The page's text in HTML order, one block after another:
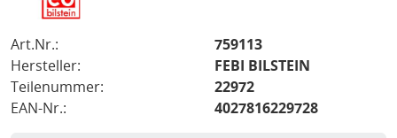
Art.Nr.:
759113
Hersteller:
FEBI BILSTEIN
Teilenummer:
22972
EAN-Nr.:
4027816229728